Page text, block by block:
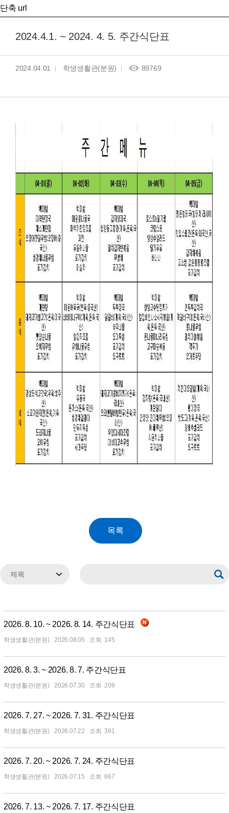
단축 url
2024.4.1. ~ 2024. 4. 5. 주간식단표
2024.04.01 학생생활관(분원) 89769
2026. 8. 10. ~ 2026. 8. 14. 주간식단표
학생생활관(분원) 2026.08.05 145
2026. 8. 3. ~ 2026. 8. 7. 주간식단표
학생생활관(분원) 2026.07.30 209
2026. 7. 27. ~ 2026. 7. 31. 주간식단표
학생생활관(분원) 2026.07.22 391
2026. 7. 20. ~ 2026. 7. 24. 주간식단표
학생생활관(분원) 2026.07.15 667
2026. 7. 13. ~ 2026. 7. 17. 주간식단표